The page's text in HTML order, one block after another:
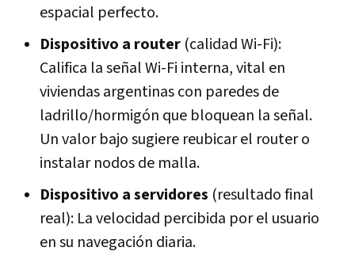
espacial perfecto.
Dispositivo a router (calidad Wi-Fi):
Califica la señal Wi-Fi interna, vital en
viviendas argentinas con paredes de
ladrillo/hormigón que bloquean la señal.
Un valor bajo sugiere reubicar el router o
instalar nodos de malla.
Dispositivo a servidores (resultado final
real): La velocidad percibida por el usuario
en su navegación diaria.